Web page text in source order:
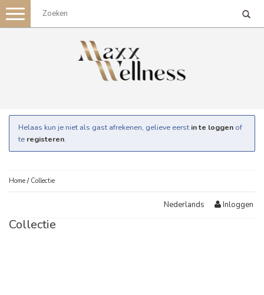
Toggle
navigation
Helaas kun je niet als gast afrekenen, gelieve eerst in te loggen of
te registeren.
Home / Collectie
Nederlands Inloggen
Collectie